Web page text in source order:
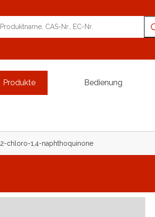
Produkte Bedienung
2-chloro-1,4-naphthoquinone